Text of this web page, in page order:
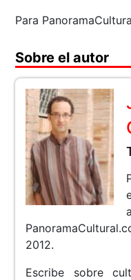
Para
Sobre el autor
2012.
Escribe sobre